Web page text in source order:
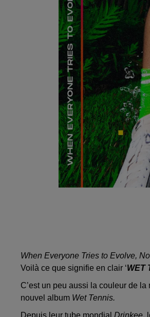
When Everyone Tries to Evolve,
Voilà ce que signifie en clair ‘WET
C’est un peu aussi la couleur de
nouvel album Wet Tennis.
Depuis leur tube mondial Drinkee,